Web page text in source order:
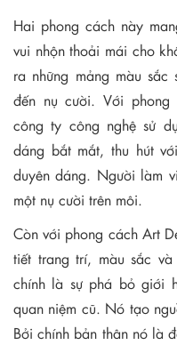
Hai phong cách này
vui nhộn thoải mái cho
ra những mảng màu
đến nụ cười. Với phong
công ty công nghệ sử
dáng bắt mắt, thu hút
duyên dáng. Người làm
một nụ cười trên môi.
Còn với phong cách Art
tiết trang trí, màu sắc
chính là sự phá bỏ giới
quan niệm cũ. Nó tạo
Bởi chính bản thân nó là